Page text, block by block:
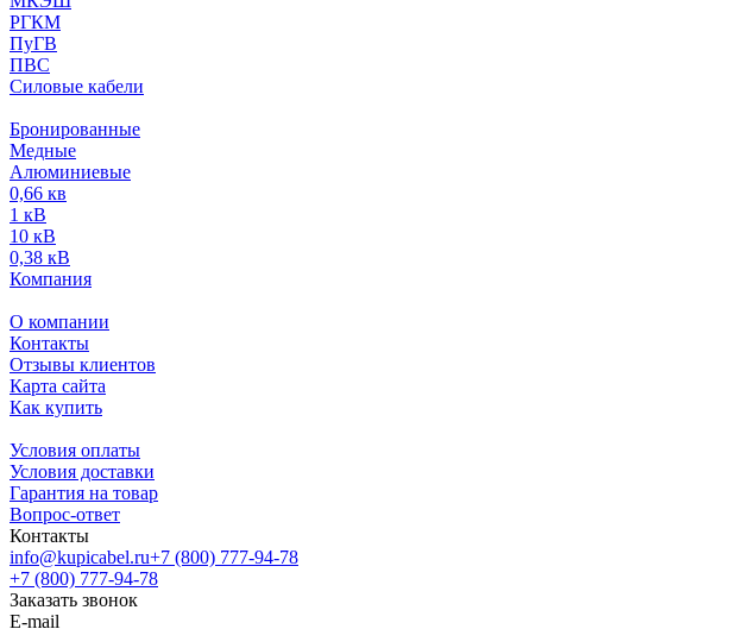
РГКМ
ПуГВ
ПВС
Силовые кабели
Бронированные
Медные
Алюминиевые
0,66 кв
1 кВ
10 кВ
0,38 кВ
Компания
О компании
Контакты
Отзывы клиентов
Карта сайта
Как купить
Условия оплаты
Условия доставки
Гарантия на товар
Вопрос-ответ
Контакты
info@kupicabel.ru+7 (800) 777-94-78
+7 (800) 777-94-78
Заказать звонок
E-mail